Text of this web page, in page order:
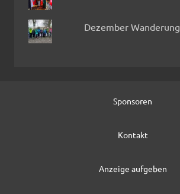
Dezember Wanderung
Sponsoren
Kontakt
Anzeige aufgeben